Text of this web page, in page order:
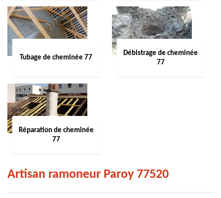
Tubage de cheminée 77
Débistrage de cheminée
77
Réparation de cheminée
77
Artisan ramoneur Paroy 77520